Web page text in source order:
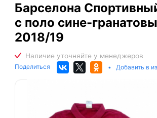
Барселона
с поло сине-
2018/19
Поделиться • Добавить в